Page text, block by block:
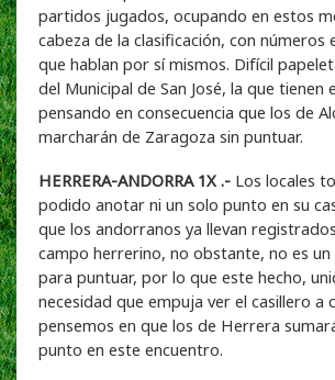
partidos jugados, ocupando en estos
cabeza de la clasificación, con números
que hablan por sí mismos. Difícil
del Municipal de San José, la que tienen
pensando en consecuencia que los de
marcharán de Zaragoza sin puntuar.
HERRERA-ANDORRA 1X .- Los locales
podido anotar ni un solo punto en su
que los andorranos ya llevan
campo herrerino, no obstante, no es
para puntuar, por lo que este hecho,
necesidad que empuja ver el casillero a
pensemos en que los de Herrera
punto en este encuentro.